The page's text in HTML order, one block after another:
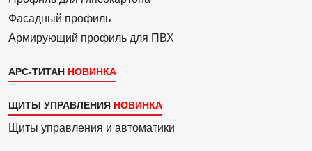
Фасадный профиль
Армиру­ю­щий профиль для ПВХ
АРС-ТИТАН
ЩИТЫ УПРАВЛЕНИЯ
Щиты управления и автоматики